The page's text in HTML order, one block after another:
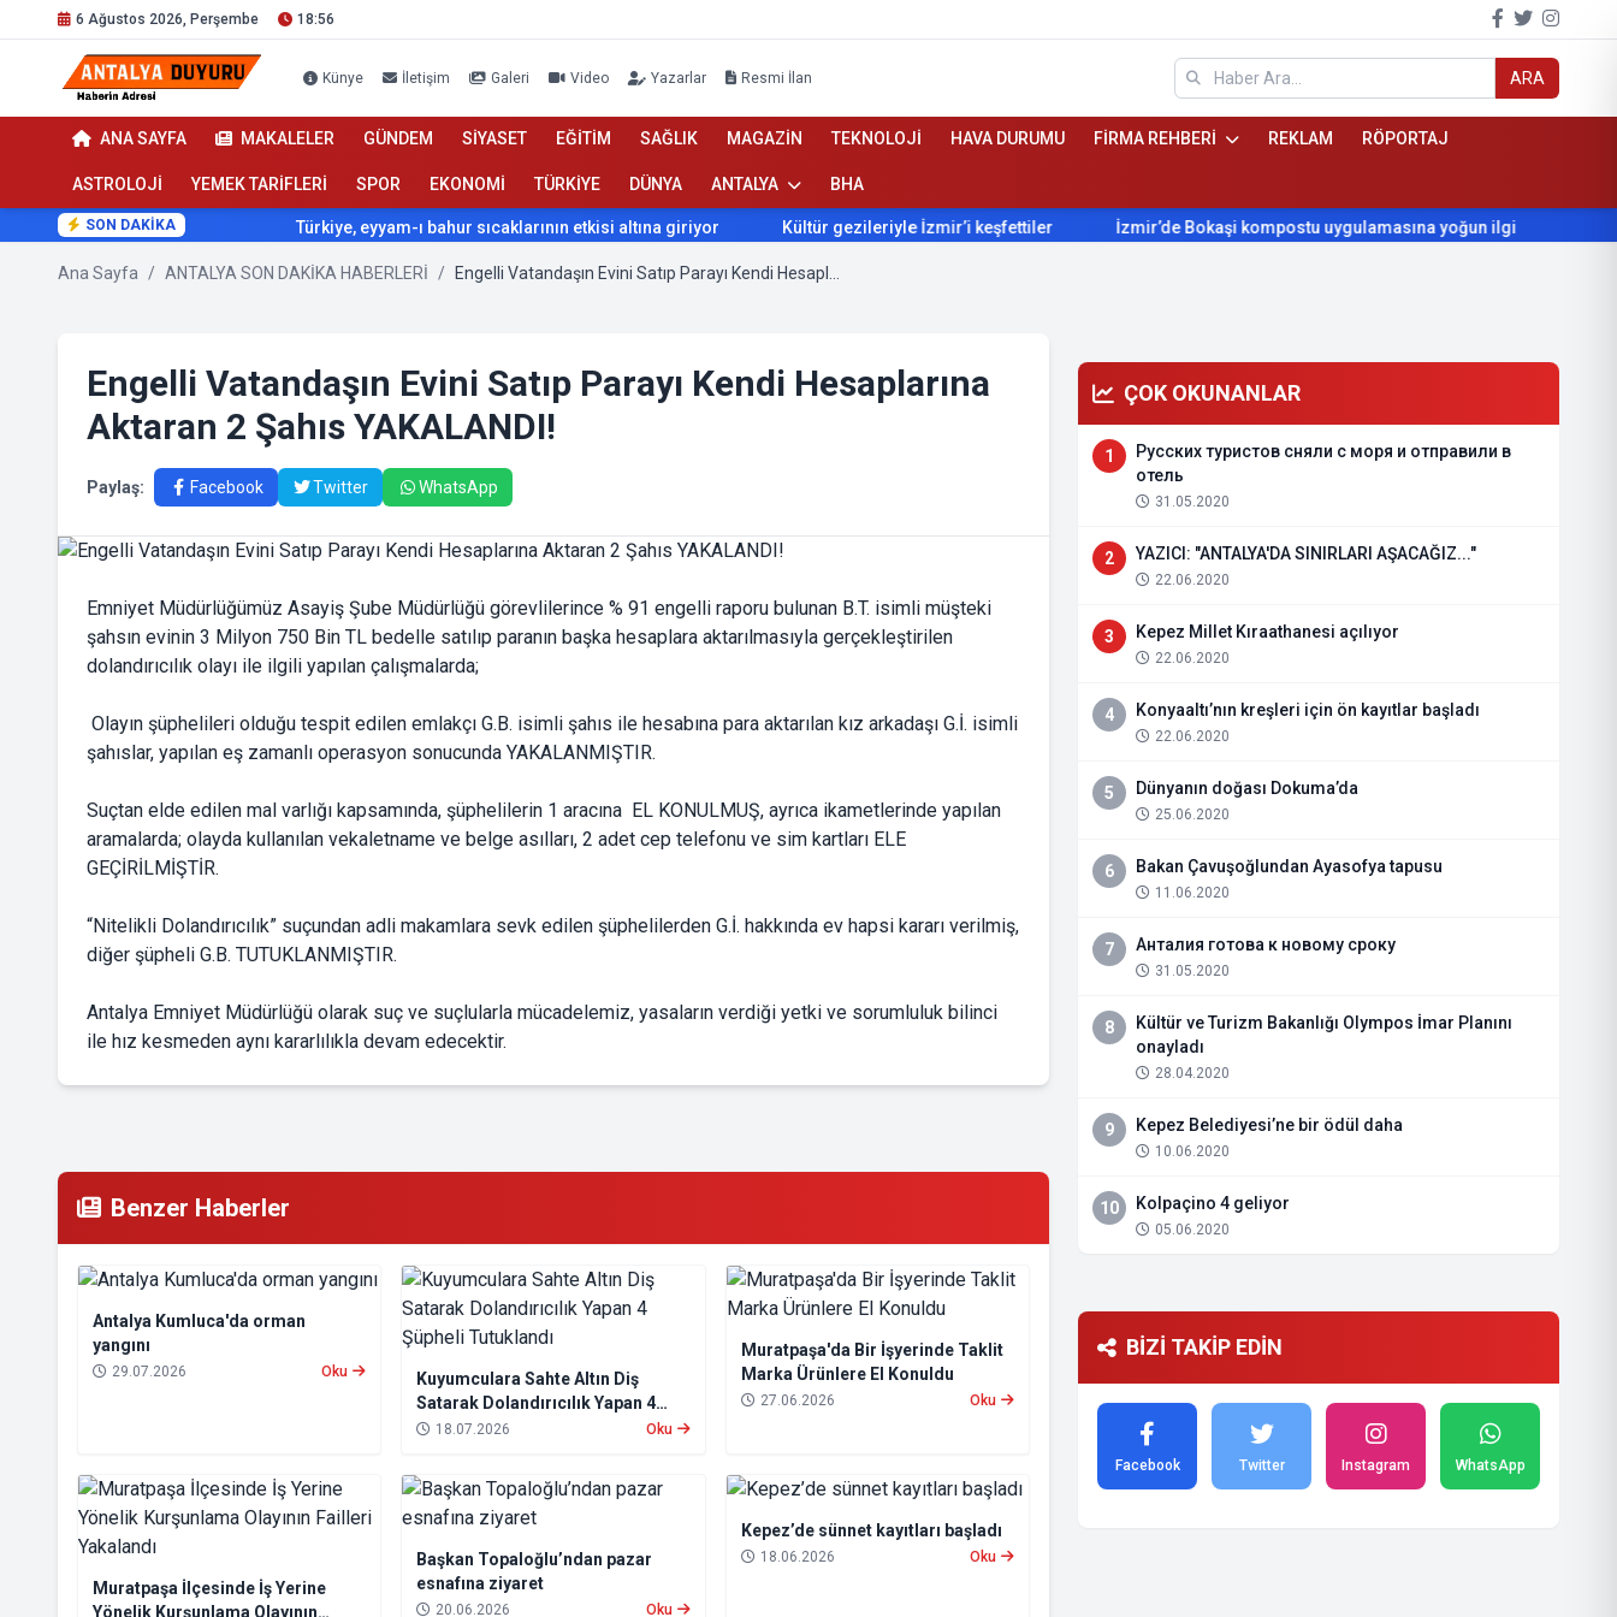
6 Ağustos 2026, Perşembe 18:56
Künye İletişim Galeri Video Yazarlar Resmi İlan ARA
ANA SAYFA MAKALELER GÜNDEM SİYASET EĞİTİM SAĞLIK MAGAZİN TEKNOLOJİ HAVA DURUMU FİRMA REHBERİ REKLAM RÖPORTAJ
ASTROLOJİ YEMEK TARİFLERİ SPOR EKONOMİ TÜRKİYE DÜNYA ANTALYA BHA
SON DAKİKA Türkiye, eyyam-ı bahur sıcaklarının etkisi altına giriyor Kültür gezileriyle İzmir’i keşfettiler İzmir’de Bokaşi kompostu uygulamasına yoğun ilgi
Ana Sayfa / ANTALYA SON DAKİKA HABERLERİ /
Engelli Vatandaşın Evini Satıp Parayı Kendi Hesaplarına
Aktaran 2 Şahıs YAKALANDI!
Paylaş: Facebook Twitter WhatsApp
Emniyet Müdürlüğümüz Asayiş Şube Müdürlüğü görevlilerince % 91 engelli raporu bulunan B.T. isimli müşteki
şahsın evinin 3 Milyon 750 Bin TL bedelle satılıp paranın başka hesaplara aktarılmasıyla gerçekleştirilen
dolandırıcılık olayı ile ilgili yapılan çalışmalarda;
Olayın şüphelileri olduğu tespit edilen emlakçı G.B. isimli şahıs ile hesabına para aktarılan kız arkadaşı G.İ. isimli
şahıslar, yapılan eş zamanlı operasyon sonucunda YAKALANMIŞTIR.
Suçtan elde edilen mal varlığı kapsamında, şüphelilerin 1 aracına EL KONULMUŞ, ayrıca ikametlerinde yapılan
aramalarda; olayda kullanılan vekaletname ve belge asılları, 2 adet cep telefonu ve sim kartları ELE
GEÇİRİLMİŞTİR.
“Nitelikli Dolandırıcılık” suçundan adli makamlara sevk edilen şüphelilerden G.İ. hakkında ev hapsi kararı verilmiş,
diğer şüpheli G.B. TUTUKLANMIŞTIR.
Antalya Emniyet Müdürlüğü olarak suç ve suçlularla mücadelemiz, yasaların verdiği yetki ve sorumluluk bilinci
ile hız kesmeden aynı kararlılıkla devam edecektir.
Benzer Haberler
Antalya Kumluca'da orman
yangını
29.07.2026 Oku
Kuyumculara Sahte Altın Diş
Satarak Dolandırıcılık Yapan 4
Şüpheli Tutuklandı
18.07.2026 Oku
Muratpaşa'da Bir İşyerinde Taklit
Marka Ürünlere El Konuldu
27.06.2026 Oku
Muratpaşa İlçesinde İş Yerine
Yönelik Kurşunlama Olayının
Başkan Topaloğlu’ndan pazar
esnafına ziyaret
20.06.2026 Oku
Kepez’de sünnet kayıtları başladı
18.06.2026 Oku
ÇOK OKUNANLAR
1
Русских туристов сняли с моря и отправили в
отель
31.05.2020
2 YAZICI: "ANTALYA'DA SINIRLARI AŞACAĞIZ..."
22.06.2020
3 Kepez Millet Kıraathanesi açılıyor
22.06.2020
4 Konyaaltı’nın kreşleri için ön kayıtlar başladı
22.06.2020
5 Dünyanın doğası Dokuma’da
25.06.2020
6 Bakan Çavuşoğlundan Ayasofya tapusu
11.06.2020
7 Анталия готова к новому сроку
31.05.2020
8
Kültür ve Turizm Bakanlığı Olympos İmar Planını
onayladı
28.04.2020
9 Kepez Belediyesi’ne bir ödül daha
10.06.2020
10 Kolpaçino 4 geliyor
05.06.2020
BİZİ TAKİP EDİN
Facebook Twitter Instagram WhatsApp